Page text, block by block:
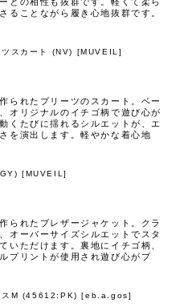
ることながら履き心地抜群です。
ツスカート (NV) [MUVEIL ]
られたプリーツのスカート。ベー
オリジナルのイチゴ柄で遊び心が
くたびに揺れるシルエットが、エ
を演出します。軽やかな着心地
[MUVEIL]
られたブレザージャケット。クラ
オーバーサイズシルエットでスタ
いただけます。裏地にイチゴ柄、
プリントが使用され遊び心がプ
スM (45612:PK) [eb.a.gos]